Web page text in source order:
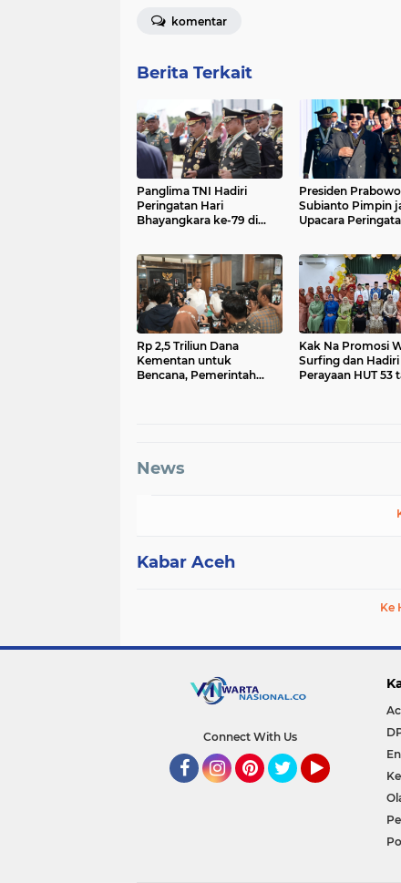
komentar
Berita Terkait
Panglima TNI Hadiri
Peringatan Hari
Bhayangkara ke-79 di
Presiden Prabowo
Subianto Pimpin
Upacara
Rp 2,5 Triliun Dana
Kementan untuk
Bencana, Pemerintah
Kak Na Promosi
Surfing dan Hadiri
Perayaan HUT 53
News
Kabar Aceh
Ke
Connect With Us